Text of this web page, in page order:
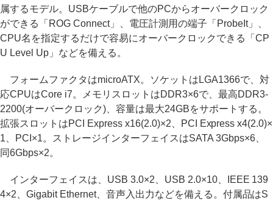
属するモデル。USBケーブルで他のPCからオーバークロック
ができる「ROG Connect」、電圧計測用の端子「ProbeIt」、
CPU名を指定するだけで容易にオーバークロックできる「CP
U Level Up」などを備える。
フォームファクタはmicroATX。ソケットはLGA1366で、対
応CPUはCore i7。メモリスロットはDDR3×6で、最高DDR3-
2200(オーバークロック)、容量は最大24GBをサポートする。
拡張スロットはPCI Express x16(2.0)×2、PCI Express x4(2.0)×
1、PCI×1。ストレージインターフェイスはSATA 3Gbps×6、
同6Gbps×2。
インターフェイスは、USB 3.0×2、USB 2.0×10、IEEE 139
4×2、Gigabit Ethernet、音声入出力などを備える。付属品はS